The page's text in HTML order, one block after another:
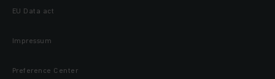
EU Data act
Impressum
Preference Center